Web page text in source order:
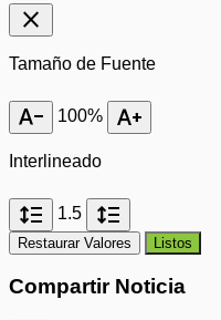
close
Tamaño de Fuente
text_decrease 100% text_increase
Interlineado
format_line_spacing 1.5 format_line_spacing
Restaurar Valores Listos
Compartir Noticia